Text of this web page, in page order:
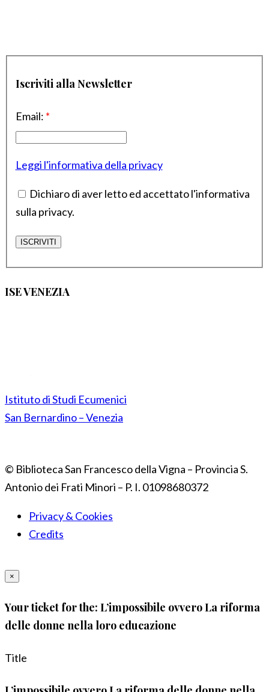
Iscriviti alla Newsletter
Email: *
Leggi l'informativa della privacy
Dichiaro di aver letto ed accettato l'informativa
sulla privacy.
ISE VENEZIA
Istituto di Studi Ecumenici
San Bernardino – Venezia
© Biblioteca San Francesco della Vigna – Provincia S.
Antonio dei Frati Minori – P. I. 01098680372
Privacy & Cookies
Credits
×
Your ticket for the: L’impossibile ovvero La riforma
delle donne nella loro educazione
Title